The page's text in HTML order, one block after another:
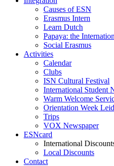
Causes of ESN
Erasmus Intern
Learn Dutch
Papaya: the
Social Erasmus
Activities
Calendar
Clubs
ISN Cultural Festival
International Student
Warm Welcome
Orientation Week
Trips
VOX Newspaper
ESNcard
International
Local Discounts
Contact